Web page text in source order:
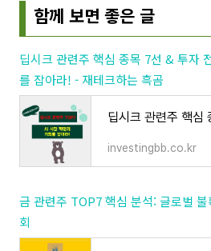
함께 보면 좋은 글
딥시크 관련주 핵심 종목 7선 & 투자
를 잡아라! - 재테크하는 흑곰
investingbb.co.kr
금 관련주 TOP7 핵심 분석: 글로벌
회